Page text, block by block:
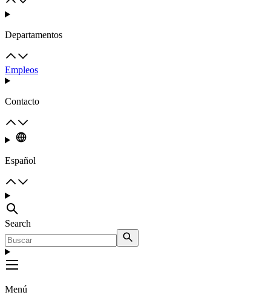
Departamentos
Empleos
Contacto
Español
Search
Menú